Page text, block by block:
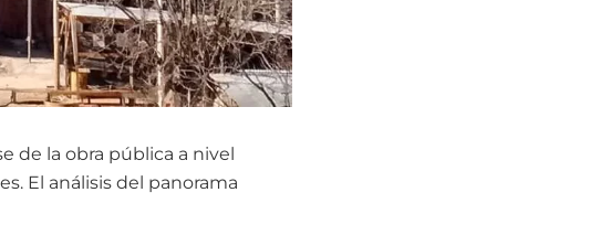
de la obra pública a nivel
El análisis del panorama